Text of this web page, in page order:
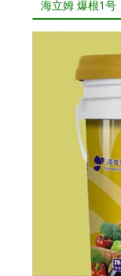
海立姆 爆根1号